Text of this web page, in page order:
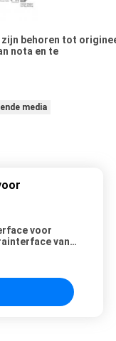
behoren tot
nota en te
media
voor
van